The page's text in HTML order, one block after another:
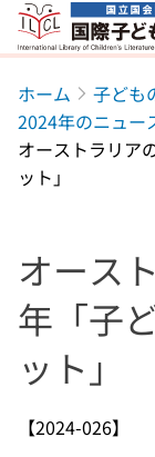
本文へ移動
ホーム
子ども
2024年のニュー
オーストラリア
ット」
オース
年「子
ット」
【2024-026】